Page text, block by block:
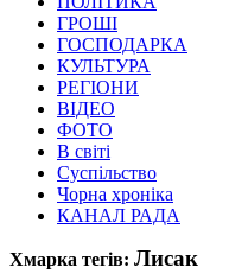
ГРОШІ
ГОСПОДАРКА
КУЛЬТУРА
РЕГІОНИ
ВІДЕО
ФОТО
В світі
Суспільство
Чорна хроніка
КАНАЛ РАДА
Хмарка тегів: Лисак